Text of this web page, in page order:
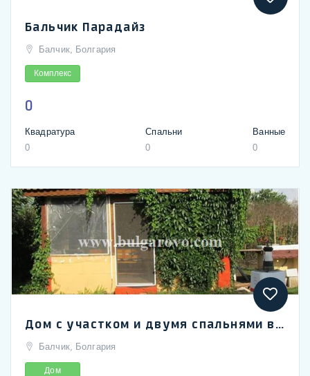
Бальчик Парадайз
Балчик, Болгария
Комплекс
0
Квадратура
0
Спальни
0
Ванные
0
Дом с участком и двумя спальнями возле города Балчик
Балчик, Болгария
Дом